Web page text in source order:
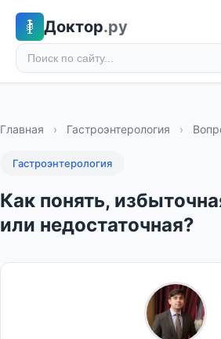
Доктор.ру
Главная › Гастроэнтерология ›
Гастроэнтерология
Как понять,
или недостаточная?